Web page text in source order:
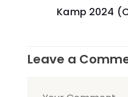
Kamp 2024
Leave a